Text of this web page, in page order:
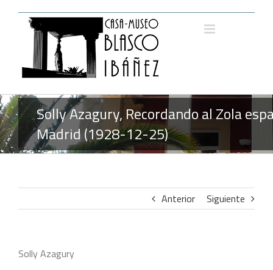
contenido
Solly Azagury, Recordando al Zola
Madrid (1928-12-25)
Anterior Siguiente
Solly Azagury